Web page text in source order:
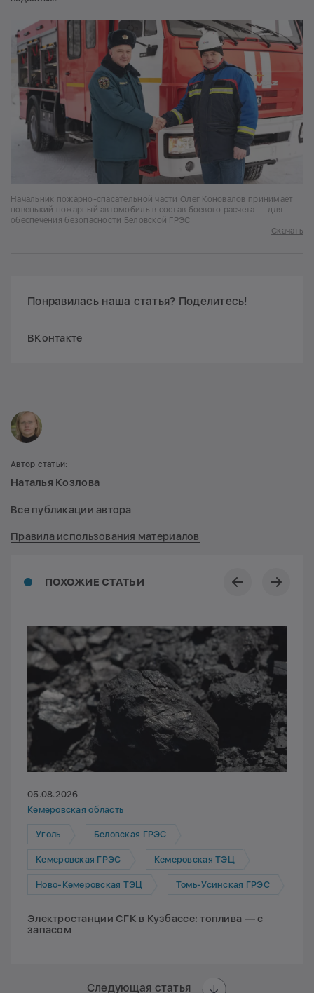
Начальник пожарно-спасательной части Олег Коновалов принимает
новенький пожарный автомобиль в состав боевого расчета — для
обеспечения безопасности Беловской ГРЭС
Скачать
Понравилась наша статья? Поделитесь!
ВКонтакте
ПОХОЖИЕ СТАТЬИ
05.08.2026
Кемеровская область
Уголь Беловская ГРЭС
Кемеровская ГРЭС Кемеровская ТЭЦ
Ново-Кемеровская ТЭЦ Томь-Усинская ГРЭС
Электростанции СГК в Кузбассе: топлива — с
запасом
Следующая статья
Автор статьи:
Наталья Козлова
Все публикации автора
Правила использования материалов